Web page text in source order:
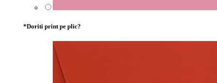
*Doriti print pe plic?